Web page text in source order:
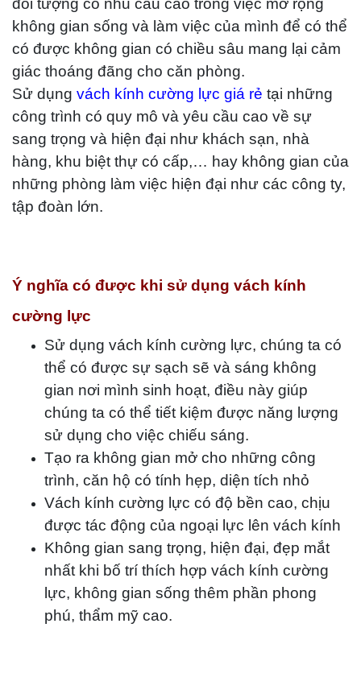
không gian sống và làm việc của mình để có thể
có được không gian có chiều sâu mang lại cảm
giác thoáng đãng cho căn phòng.
Sử dụng vách kính cường lực giá rẻ tại những
công trình có quy mô và yêu cầu cao về sự
sang trọng và hiện đại như khách sạn, nhà
hàng, khu biệt thự có cấp,… hay không gian của
những phòng làm việc hiện đại như các công ty,
tập đoàn lớn.
Ý nghĩa có được khi sử dụng vách kính
cường lực
Sử dụng vách kính cường lực, chúng ta có
thể có được sự sạch sẽ và sáng không
gian nơi mình sinh hoạt, điều này giúp
chúng ta có thể tiết kiệm được năng lượng
sử dụng cho việc chiếu sáng.
Tạo ra không gian mở cho những công
trình, căn hộ có tính hẹp, diện tích nhỏ
Vách kính cường lực có độ bền cao, chịu
được tác động của ngoại lực lên vách kính
Không gian sang trọng, hiện đại, đẹp mắt
nhất khi bố trí thích hợp vách kính cường
lực, không gian sống thêm phần phong
phú, thẩm mỹ cao.